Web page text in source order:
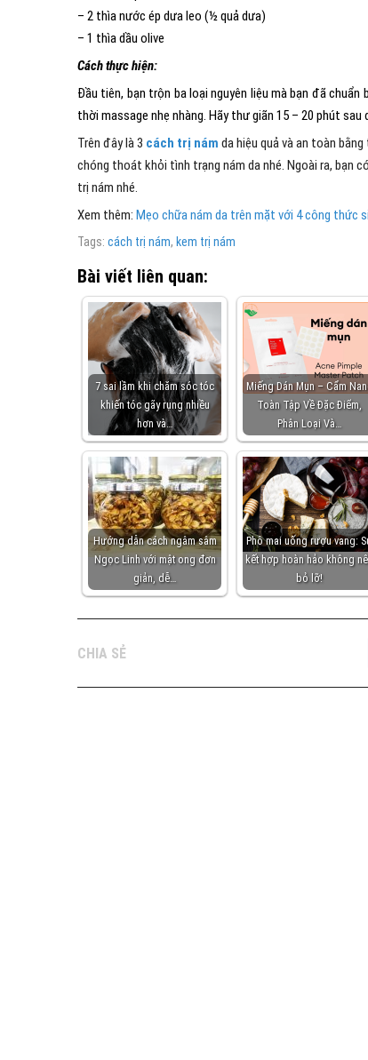
– 2 thìa nước ép dưa leo (½ quả dưa)
– 1 thìa dầu olive
Cách thực hiện:
Đầu tiên, bạn trộn ba loại nguyên liệu mà bạn đã
thời massage nhẹ nhàng. Hãy thư giãn 15 – 20 phút
Trên đây là 3 cách trị nám da hiệu quả và an toàn
chóng thoát khỏi tình trạng nám da nhé. Ngoài ra, bạn
trị nám nhé.
Xem thêm: Mẹo chữa nám da trên mặt với 4 công thức
Tags: cách trị nám, kem trị nám
Bài viết liên quan:
7 sai lầm khi chăm sóc tóc
khiến tóc gãy rụng nhiều
hơn và…
Miếng Dán Mụn – Cẩm
Toàn Tập Về Đặc Điểm,
Phân Loại Và…
Hướng dẫn cách ngâm sâm
Ngọc Linh với mật ong đơn
giản, dễ…
Phô mai uống rượu vang:
kết hợp hoàn hảo không
bỏ lỡ!
CHIA SẺ